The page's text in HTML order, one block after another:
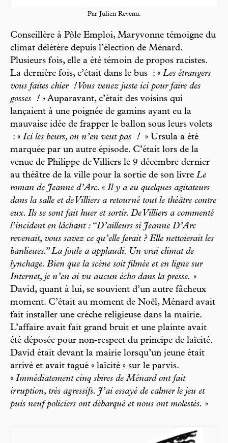
Par Julien Revenu.
Conseillère à Pôle Emploi, Maryvonne témoigne du
climat délétère depuis l’élection de Ménard.
Plusieurs fois, elle a été témoin de propos racistes.
La dernière fois, c’était dans le bus : « Les étrangers
vous faites chier ! Vous venez juste ici pour faire des
gosses ! » Auparavant, c’était des voisins qui
lançaient à une poignée de gamins ayant eu la
mauvaise idée de frapper le ballon sous leurs volets
: « Ici les beurs, on n’en veut pas ! » Ursula a été
marquée par un autre épisode. C’était lors de la
venue de Philippe de Villiers le 9 décembre dernier
au théâtre de la ville pour la sortie de son livre Le
roman de Jeanne d’Arc. « Il y a eu quelques agitateurs
dans la salle et de Villiers a retourné tout le théâtre contre
eux. Ils se sont fait huer et sortir. De Villiers a commenté
l’incident en lâchant : “D’ailleurs si Jeanne D’Arc
revenait, vous savez ce qu’elle ferait ? Elle nettoierait les
banlieues.” La foule a applaudi. Un vrai climat de
lynchage. Bien que la scène soit filmée et en ligne sur
Internet, je n’en ai vu aucun écho dans la presse. »
David, quant à lui, se souvient d’un autre fâcheux
moment. C’était au moment de Noël, Ménard avait
fait installer une crèche religieuse dans la mairie.
L’affaire avait fait grand bruit et une plainte avait
été déposée pour non-respect du principe de laïcité.
David était devant la mairie lorsqu’un jeune était
arrivé et avait tagué « laïcité » sur le parvis.
« Immédiatement cinq sbires de Ménard ont fait
irruption, très agressifs. J’ai essayé de calmer le jeu et
puis neuf policiers ont débarqué et nous ont molestés. »